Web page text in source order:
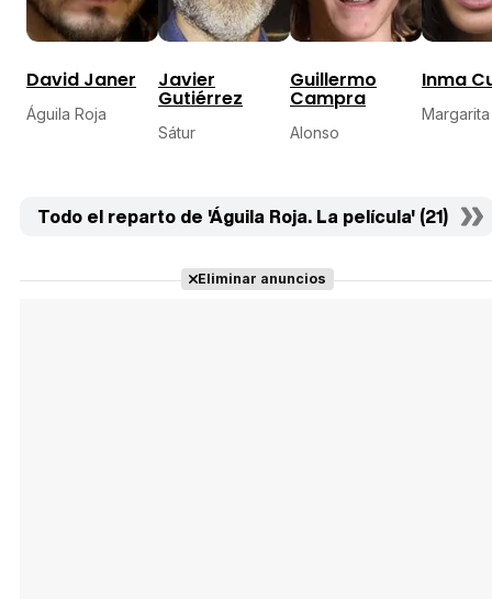
David Janer
Águila Roja
Javier
Gutiérrez
Sátur
Guillermo
Campra
Alonso
Inma
Margarita
Todo el reparto de 'Águila Roja. La película' (21)
Eliminar anuncios